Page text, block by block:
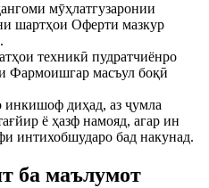
мӯҳлатгузаронии
шартҳои Оферти мазкур
техникӣ пудратчиёнро
Фармоишгар масъул боқӣ
диҳад, аз ҷумла
ё ҳазф намояд, агар ин
интихобшударо бад накунад.
ба маълумот